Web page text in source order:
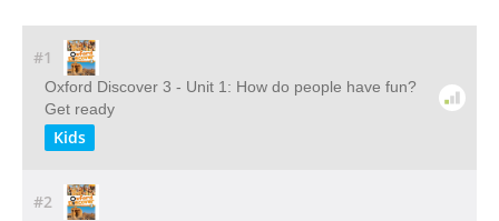
#1
Oxford Discover 3 - Unit 1: How do people have fun?
Get ready
Kids
#2